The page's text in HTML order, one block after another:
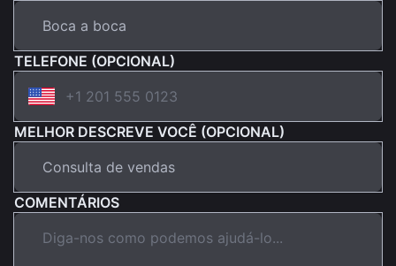
TELEFONE (OPCIONAL)
MELHOR DESCREVE VOCÊ (OPCIONAL)
COMENTÁRIOS